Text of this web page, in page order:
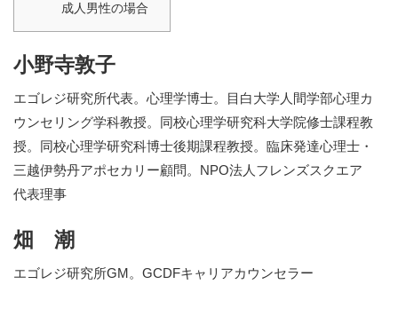
成人男性の場合
小野寺敦子
エゴレジ研究所代表。心理学博士。目白大学人間学部心理カ
ウンセリング学科教授。同校心理学研究科大学院修士課程教
授。同校心理学研究科博士後期課程教授。臨床発達心理士・
三越伊勢丹アポセカリー顧問。NPO法人フレンズスクエア
代表理事
畑 潮
エゴレジ研究所GM。GCDFキャリアカウンセラー